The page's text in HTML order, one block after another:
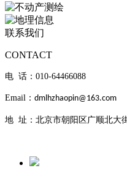
联系我们
CONTACT
电 话：010-64466088
Email： dmlhzhaopin@163.com
地 址：北京市朝阳区广顺北大